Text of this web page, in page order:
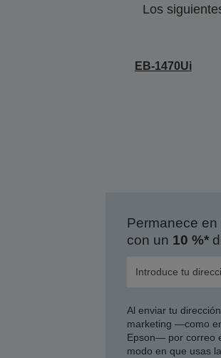
Los
EB-1470Ui
Permanece
con un 10 %*
Al enviar tu
marketing —como
Epson— por correo
modo en que usas